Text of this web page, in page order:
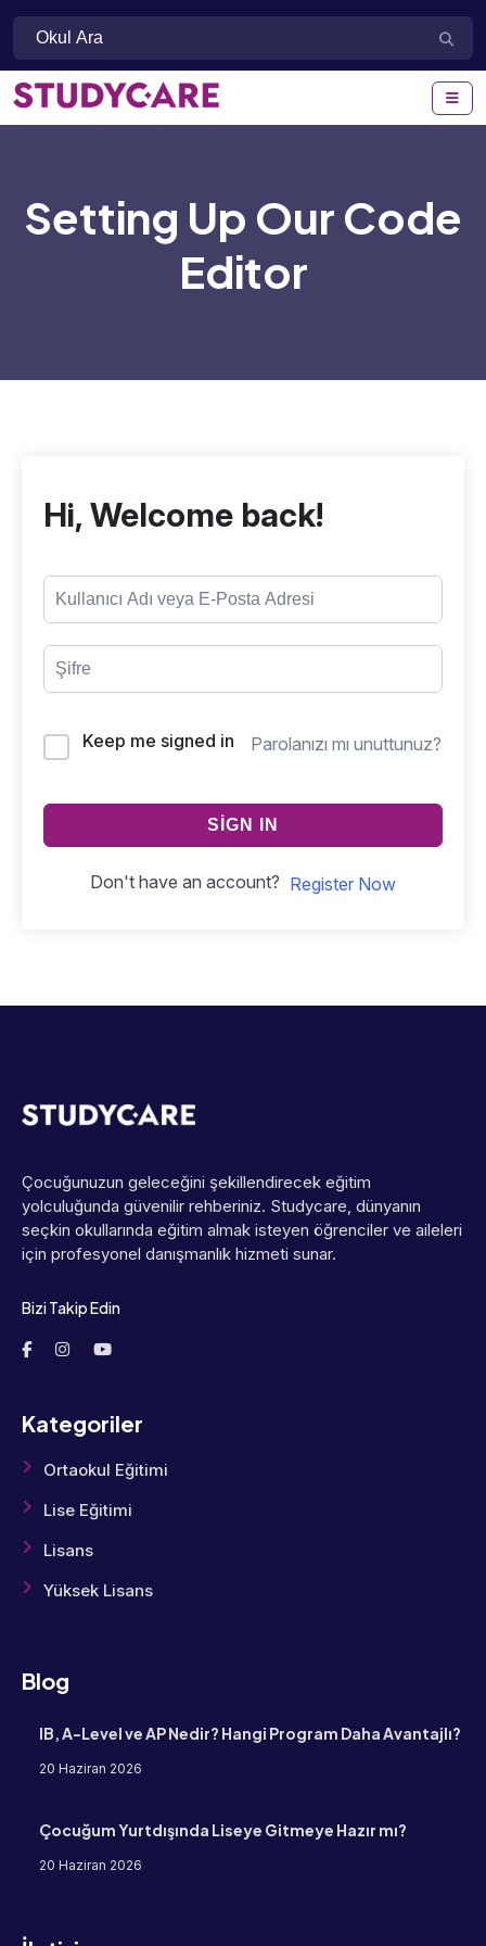
Setting Up Our Code
Editor
Hi, Welcome back!
Keep me signed in Parolanızı mı unuttunuz?
SIGN IN
Don't have an account? Register Now
Çocuğunuzun geleceğini şekillendirecek eğitim
yolculuğunda güvenilir rehberiniz. Studycare, dünyanın
seçkin okullarında eğitim almak isteyen öğrenciler ve aileleri
için profesyonel danışmanlık hizmeti sunar.
Bizi Takip Edin
Kategoriler
Ortaokul Eğitimi
Lise Eğitimi
Lisans
Yüksek Lisans
Blog
IB, A-Level ve AP Nedir? Hangi Program Daha Avantajlı?
20 Haziran 2026
Çocuğum Yurtdışında Liseye Gitmeye Hazır mı?
20 Haziran 2026